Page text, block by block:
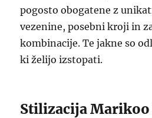
pogosto obogatene z
vezenine, posebni kroji in
kombinacije. Te jakne so
ki želijo izstopati.
Stilizacija Marikoo